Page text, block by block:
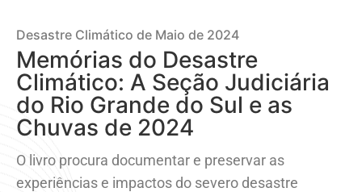
Desastre Climático de Maio de 2024
Memórias do Desastre
Climático: A Seção Judiciária
do Rio Grande do Sul e as
Chuvas de 2024
O livro procura documentar e preservar as
experiências e impactos do severo desastre